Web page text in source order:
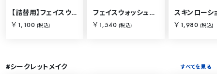
【詰替用】フェイスウォッシュフォーム 230ml
￥1,100 (税込)
フェイスウォッシュフォーム 250ml
￥1,540 (税込) ￥1,980 (税込)
#シークレットメイク すべてを見る